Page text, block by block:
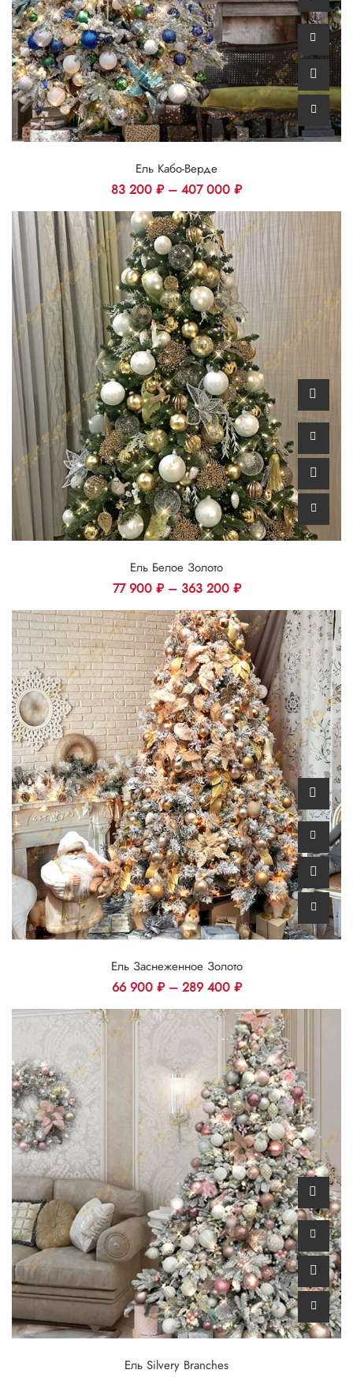
Ель Кабо-Верде
83 200 ₽– 407 000 ₽
Ель Белое Золото
77 900 ₽– 363 200 ₽
Ель Заснеженное Золото
66 900 ₽– 289 400 ₽
Ель Silvery Branches